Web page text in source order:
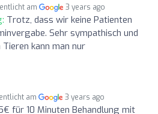
am 3 years ago
Trotz, dass wir keine Patienten
Sehr sympathisch und
kann man nur
am 3 years ago
für 10 Minuten Behandlung mit